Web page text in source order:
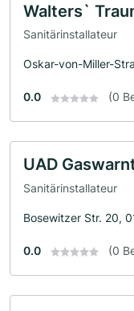
Walters`
Sanitärinstallateur
Oskar-von-Miller-
0.0 (0
UAD
Sanitärinstallateur
Bosewitzer Str. 20,
0.0 (0